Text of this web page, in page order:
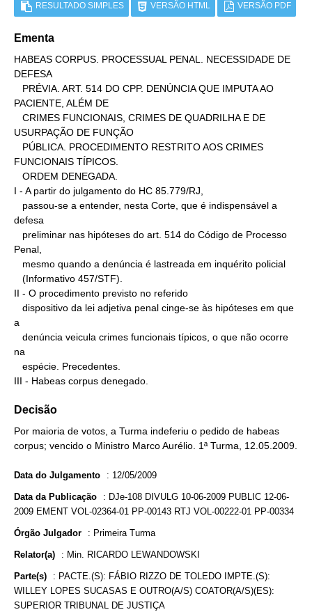
RESULTADO SIMPLES VERSÃO HTML VERSÃO PDF
Ementa
HABEAS CORPUS. PROCESSUAL PENAL. NECESSIDADE DE
DEFESA
PACIENTE, ALÉM DE
USURPAÇÃO DE FUNÇÃO
FUNCIONAIS TÍPICOS.
I - A partir do julgamento do HC 85.779/RJ,
defesa
Penal,
II - O procedimento previsto no referido
a
na
III - Habeas corpus denegado.
Decisão
Por maioria de votos, a Turma indeferiu o pedido de habeas
corpus; vencido o Ministro Marco Aurélio. 1ª Turma, 12.05.2009.
Data do Julgamento : 12/05/2009
Data da Publicação : DJe-108 DIVULG 10-06-2009 PUBLIC 12-06-
2009 EMENT VOL-02364-01 PP-00143 RTJ VOL-00222-01 PP-00334
Órgão Julgador : Primeira Turma
Relator(a) : Min. RICARDO LEWANDOWSKI
Parte(s) : PACTE.(S): FÁBIO RIZZO DE TOLEDO IMPTE.(S):
WILLEY LOPES SUCASAS E OUTRO(A/S) COATOR(A/S)(ES):
SUPERIOR TRIBUNAL DE JUSTIÇA